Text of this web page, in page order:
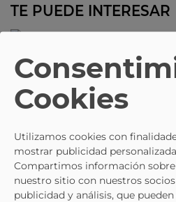
TE PUEDE INTERESAR
REFRESH
172835 Blancas Para Mujer
29,95 €
Cookies
Utilizamos cookies con
mostrar publicidad
Compartimos información sobre
nuestro sitio con nuestros socios
publicidad y análisis, que